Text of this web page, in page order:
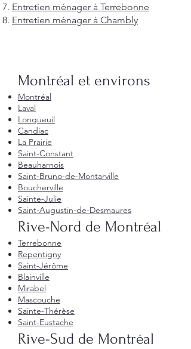
Entretien ménager à Terrebonne
Entretien ménager à Chambly
Montréal et environs
Montréal
Laval
Longueuil
Candiac
La Prairie
Saint-Constant
Beauharnois
Saint-Bruno-de-Montarville
Boucherville
Sainte-Julie
Saint-Augustin-de-Desmaures
Rive-Nord de Montréal
Terrebonne
Repentigny
Saint-Jérôme
Blainville
Mirabel
Mascouche
Sainte-Thérèse
Saint-Eustache
Rive-Sud de Montréal